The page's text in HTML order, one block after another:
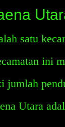
satu
ini
jumlah
Utara